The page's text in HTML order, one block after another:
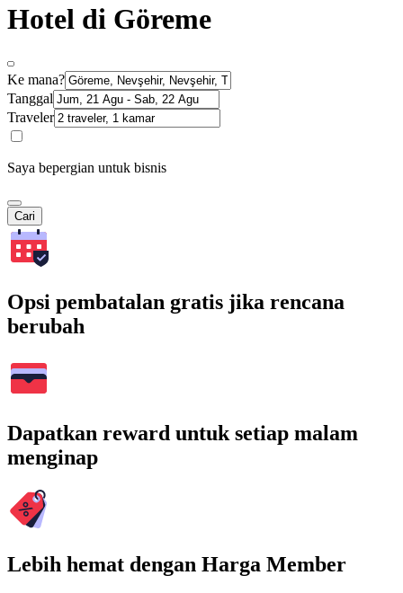
Hotel di Göreme
Ke mana?
Tanggal
Traveler
Saya bepergian untuk bisnis
Cari
Opsi pembatalan gratis jika rencana
berubah
Dapatkan reward untuk setiap malam
menginap
Lebih hemat dengan Harga Member